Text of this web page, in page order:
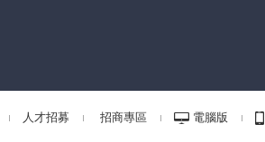
人才招募 招商專區 電腦版